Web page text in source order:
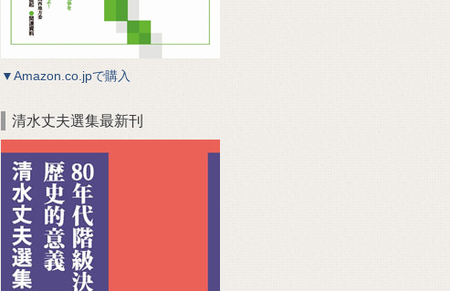
▼Amazon.co.jpで購入
清水丈夫選集最新刊